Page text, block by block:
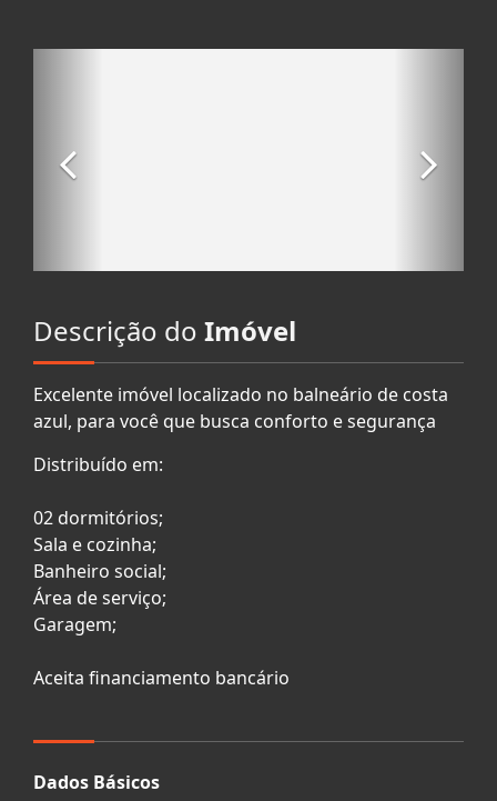
Descrição do Imóvel
Excelente imóvel localizado no balneário de costa
azul, para você que busca conforto e segurança
Distribuído em:
02 dormitórios;
Sala e cozinha;
Banheiro social;
Área de serviço;
Garagem;
Aceita financiamento bancário
Dados Básicos